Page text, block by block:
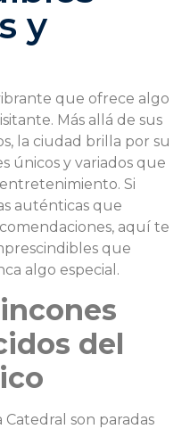
y
que ofrece algo
Más allá de sus
la ciudad brilla por su
únicos y variados que
Si
auténticas que
aquí te
que
algo especial.
del
son paradas